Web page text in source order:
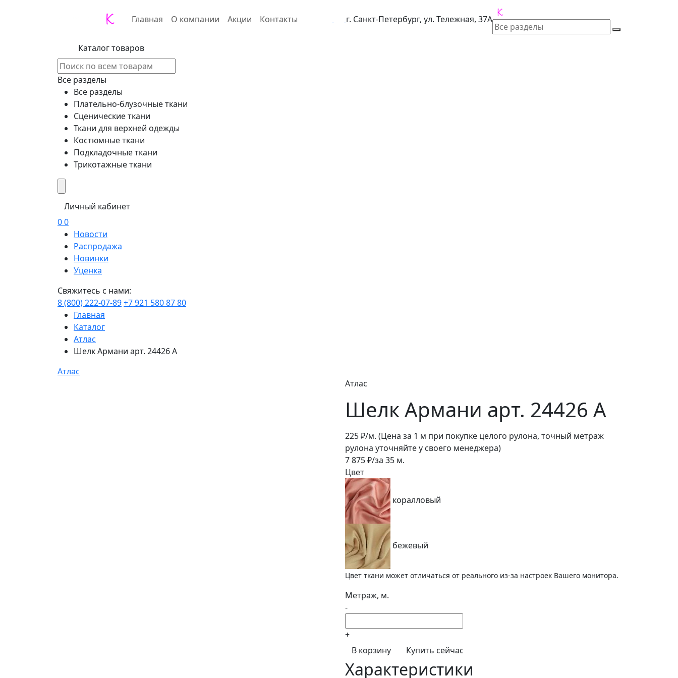
Главная О компании Акции Контакты г. Санкт-Петербург, ул. Тележная, 37А
Каталог товаров
Все разделы
Все разделы
Плательно-блузочные ткани
Сценические ткани
Ткани для верхней одежды
Костюмные ткани
Подкладочные ткани
Трикотажные ткани
Личный кабинет
00
Новости
Распродажа
Новинки
Уценка
Свяжитесь с нами:
8 (800) 222-07-89+7 921 580 87 80
Главная
Каталог
Атлас
Шелк Армани арт. 24426 А
Атлас
Атлас
Шелк Армани арт. 24426 А
225₽/м. (Цена за 1 м при покупке целого рулона, точный метраж
рулона уточняйте у своего менеджера)
7 875₽/за 35 м.
Цвет
коралловый
бежевый
Цвет ткани может отличаться от реального из-за настроек Вашего монитора.
Метраж, м.
-
+
В корзину
Купить сейчас
Характеристики